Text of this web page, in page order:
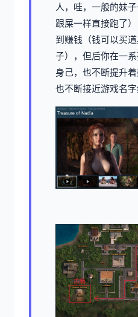
人，哇，一般的妹
跟屎一样直接跑了
到赚钱（钱可以买
子），但后你在一
身己，也不断提升着
也不断接近游戏名